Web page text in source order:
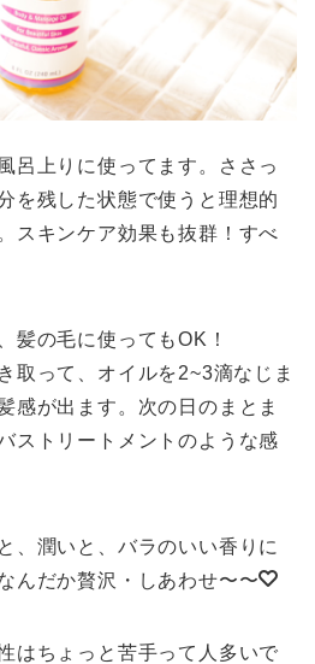
呂上りに使ってます。ささっ
を残した状態で使うと理想的
スキンケア効果も抜群！すべ
髪の毛に使ってもOK！
取って、オイルを2~3滴なじま
感が出ます。次の日のまとま
ストリートメントのような感
、潤いと、バラのいい香りに
んだか贅沢・しあわせ〜〜
はちょっと苦手って人多いで